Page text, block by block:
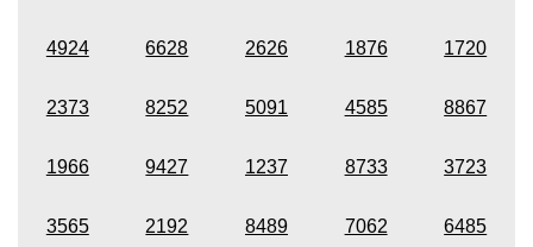
4924 6628 2626 1876 1720
2373 8252 5091 4585 8867
1966 9427 1237 8733 3723
3565 2192 8489 7062 6485